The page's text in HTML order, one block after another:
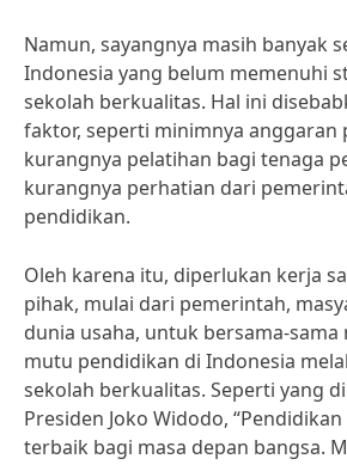
Namun, sayangnya masih banyak
Indonesia yang belum memenuhi
sekolah berkualitas. Hal ini
faktor, seperti minimnya anggaran
kurangnya pelatihan bagi tenaga
kurangnya perhatian dari
pendidikan.
Oleh karena itu, diperlukan kerja
pihak, mulai dari pemerintah,
dunia usaha, untuk bersama-
mutu pendidikan di Indonesia
sekolah berkualitas. Seperti yang
Presiden Joko Widodo,
terbaik bagi masa depan bangsa.